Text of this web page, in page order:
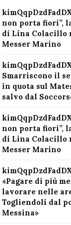
non porta fiori”,
di Lina Colacillo
Messer Marino
Smarriscono il
in quota sul
salvo dal
non porta fiori”,
di Lina Colacillo
Messer Marino
«Pagare di più
lavorare nelle
Togliendoli dal
Messina»